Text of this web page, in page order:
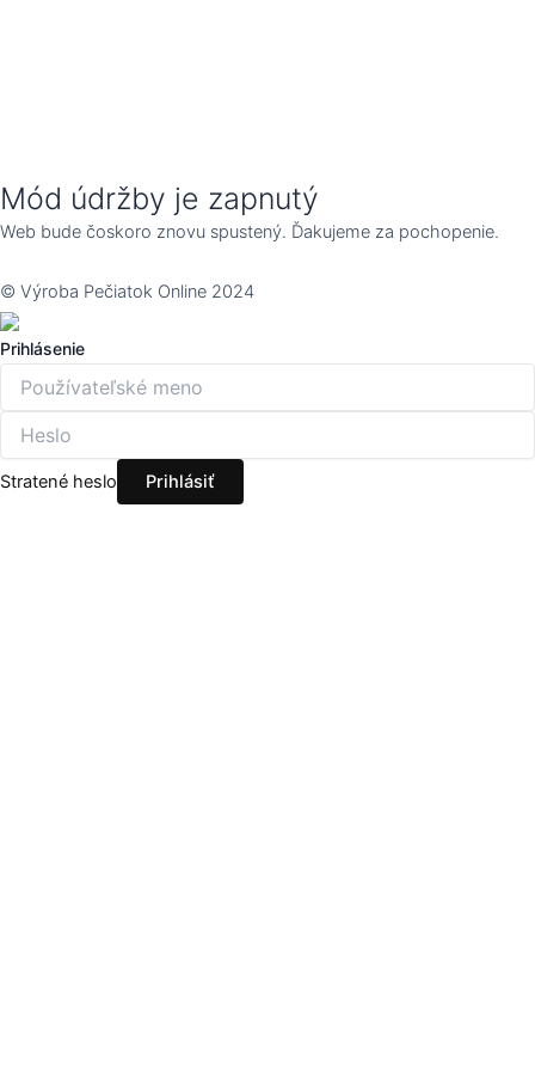
Mód údržby je zapnutý
Web bude čoskoro znovu spustený. Ďakujeme za pochopenie.
© Výroba Pečiatok Online 2024
Prihlásenie
Stratené heslo